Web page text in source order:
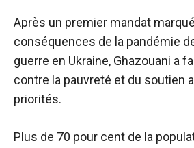
Après un premier mandat
conséquences de la pandémie
guerre en Ukraine, Ghazouani a
contre la pauvreté et du soutien
priorités.
Plus de 70 pour cent de la